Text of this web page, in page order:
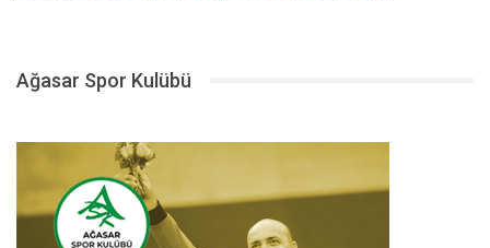
Ağasar Spor Kulübü